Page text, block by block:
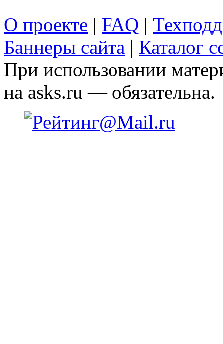
О проекте | FAQ |
Баннеры сайта | Каталог
При использовании
на asks.ru — обязательна.